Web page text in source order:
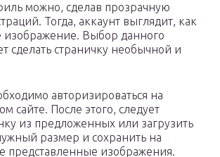
можно, сделав прозрачную
Тогда, аккаунт выглядит, как
изображение. Выбор данного
сделать страничку необычной и
авторизироваться на
сайте. После этого, следует
из предложенных или загрузить
размер и сохранить на
представленные изображения.